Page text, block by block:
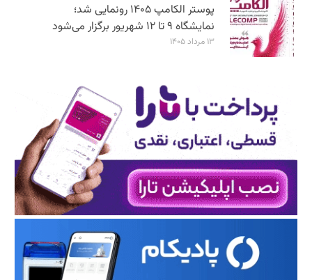
پوستر الکامپ ۱۴۰۵ رونمایی شد؛
نمایشگاه ۹ تا ۱۲ شهریور برگزار می‌شود
۱۳ مرداد ۱۴۰۵